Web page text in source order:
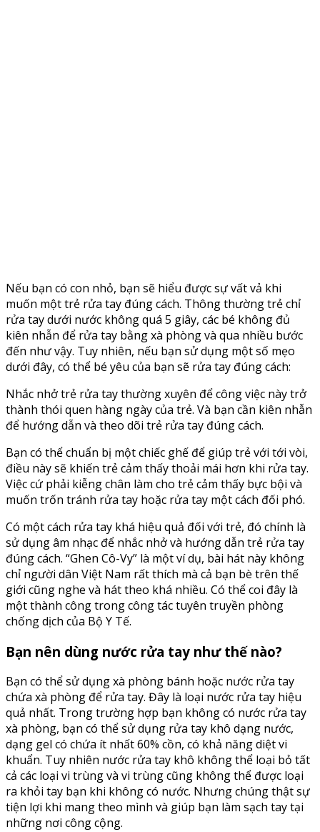
Nếu bạn có con nhỏ, bạn sẽ hiểu được sự vất vả khi
muốn một trẻ rửa tay đúng cách. Thông thường trẻ chỉ
rửa tay dưới nước không quá 5 giây, các bé không đủ
kiên nhẫn để rửa tay bằng xà phòng và qua nhiều bước
đến như vậy. Tuy nhiên, nếu bạn sử dụng một số mẹo
dưới đây, có thể bé yêu của bạn sẽ rửa tay đúng cách:
Nhắc nhở trẻ rửa tay thường xuyên để công việc này trở
thành thói quen hàng ngày của trẻ. Và bạn cần kiên nhẫn
để hướng dẫn và theo dõi trẻ rửa tay đúng cách.
Bạn có thể chuẩn bị một chiếc ghế để giúp trẻ với tới vòi,
điều này sẽ khiến trẻ cảm thấy thoải mái hơn khi rửa tay.
Việc cứ phải kiễng chân làm cho trẻ cảm thấy bực bội và
muốn trốn tránh rửa tay hoặc rửa tay một cách đối phó.
Có một cách rửa tay khá hiệu quả đối với trẻ, đó chính là
sử dụng âm nhạc để nhắc nhở và hướng dẫn trẻ rửa tay
đúng cách. “Ghen Cô-Vy” là một ví dụ, bài hát này không
chỉ người dân Việt Nam rất thích mà cả bạn bè trên thế
giới cũng nghe và hát theo khá nhiều. Có thể coi đây là
một thành công trong công tác tuyên truyền phòng
chống dịch của Bộ Y Tế.
Bạn nên dùng nước rửa tay như thế nào?
Bạn có thể sử dụng xà phòng bánh hoặc nước rửa tay
chứa xà phòng để rửa tay. Đây là loại nước rửa tay hiệu
quả nhất. Trong trường hợp bạn không có nước rửa tay
xà phòng, bạn có thể sử dụng rửa tay khô dạng nước,
dạng gel có chứa ít nhất 60% cồn, có khả năng diệt vi
khuẩn. Tuy nhiên nước rửa tay khô không thể loại bỏ tất
cả các loại vi trùng và vi trùng cũng không thể được loại
ra khỏi tay bạn khi không có nước. Nhưng chúng thật sự
tiện lợi khi mang theo mình và giúp bạn làm sạch tay tại
những nơi công cộng.